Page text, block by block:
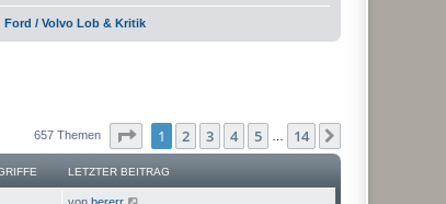
Ford / Volvo Lob & Kritik
657 Themen Seite von14
1 2 3 4 5 14
LETZTER BEITRAG
von bererr